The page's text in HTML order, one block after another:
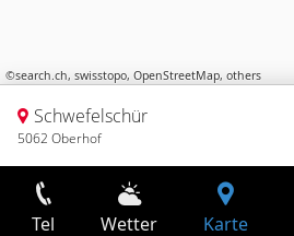
©search.ch, swisstopo, OpenStreetMap, others
Schwefelschür
5062 Oberhof
Tel Wetter Karte